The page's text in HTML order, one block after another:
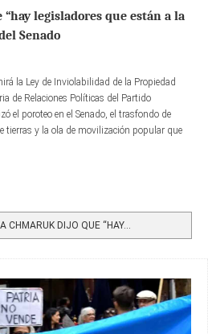
legisladores que están a la
Senado
la Ley de Inviolabilidad de la Propiedad
de Relaciones Políticas del Partido
el poroteo en el Senado, el trasfondo de
tierras y la ola de movilización popular que
CHMARUK DIJO QUE “HAY...